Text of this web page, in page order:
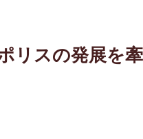
リスの発展を